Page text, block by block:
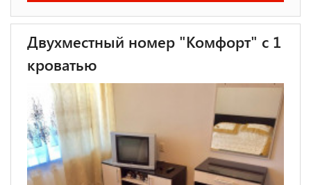
Двухместный номер "Комфорт" с 1
кроватью